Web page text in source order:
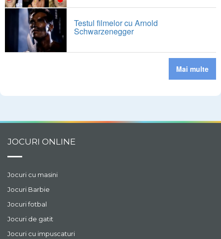
Testul filmelor cu Arnold
Schwarzenegger
Mai multe
JOCURI ONLINE
Jocuri cu masini
Jocuri Barbie
Jocuri fotbal
Jocuri de gatit
Jocuri cu impuscaturi